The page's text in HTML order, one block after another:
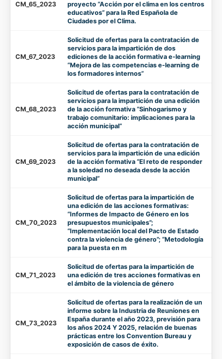
CM_65_2023
proyecto “Acción por el clima en los centros
educativos” para la Red Española de
Ciudades por el Clima.
CM_67_2023
Solicitud de ofertas para la contratación de
servicios para la impartición de dos
ediciones de la acción formativa e-learning
“Mejora de las competencias e-learning de
los formadores internos”
CM_68_2023
Solicitud de ofertas para la contratación de
servicios para la impartición de una edición
de la acción formativa “Sinhogarismo y
trabajo comunitario: implicaciones para la
acción municipal”
CM_69_2023
Solicitud de ofertas para la contratación de
servicios para la impartición de una edición
de la acción formativa “El reto de responder
a la soledad no deseada desde la acción
municipal”
CM_70_2023
Solicitud de ofertas para la impartición de
una edición de las acciones formativas:
“Informes de Impacto de Género en los
presupuestos municipales”;
“Implementación local del Pacto de Estado
contra la violencia de género”; “Metodología
para la puesta en m
CM_71_2023
Solicitud de ofertas para la impartición de
una edición de tres acciones formativas en
el ámbito de la violencia de género
CM_73_2023
Solicitud de ofertas para la realización de un
informe sobre la Industria de Reuniones en
España durante el año 2023, previsión para
los años 2024 Y 2025, relación de buenas
prácticas entre los Convention Bureau y
exposición de casos de éxito.